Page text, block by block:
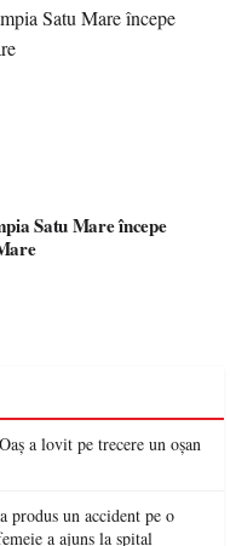
Satu Mare începe
a lovit pe trecere un oșan
un accident pe o
a ajuns la spital